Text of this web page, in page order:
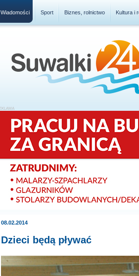
Wiadomości Sport Biznes, rolnictwo Kultura i
08.02.2014
Dzieci będą pływać